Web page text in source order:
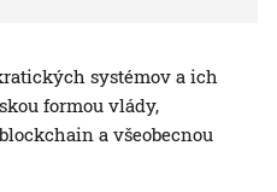
systémov a ich
formou vlády,
a všeobecnou